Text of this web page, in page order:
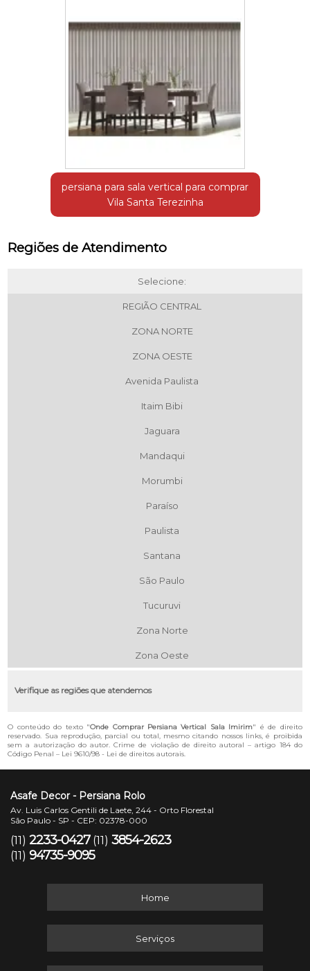
persiana para sala vertical para comprar
Vila Santa Terezinha
Regiões de Atendimento
Selecione:
REGIÃO CENTRAL
ZONA NORTE
ZONA OESTE
Avenida Paulista
Itaim Bibi
Jaguara
Mandaqui
Morumbi
Paraíso
Paulista
Santana
São Paulo
Tucuruvi
Zona Norte
Zona Oeste
Verifique as regiões que atendemos
O conteúdo do texto "Onde Comprar Persiana Vertical Sala Imirim" é de direito
reservado. Sua reprodução, parcial ou total, mesmo citando nossos links, é proibida
sem a autorização do autor. Crime de violação de direito autoral – artigo 184 do
Código Penal – Lei 9610/98 - Lei de direitos autorais.
Asafe Decor - Persiana Rolo
Av. Luis Carlos Gentili de Laete, 244 - Orto Florestal
São Paulo - SP - CEP: 02378-000
(11) 2233-0427 (11) 3854-2623
(11) 94735-9095
Home
Serviços